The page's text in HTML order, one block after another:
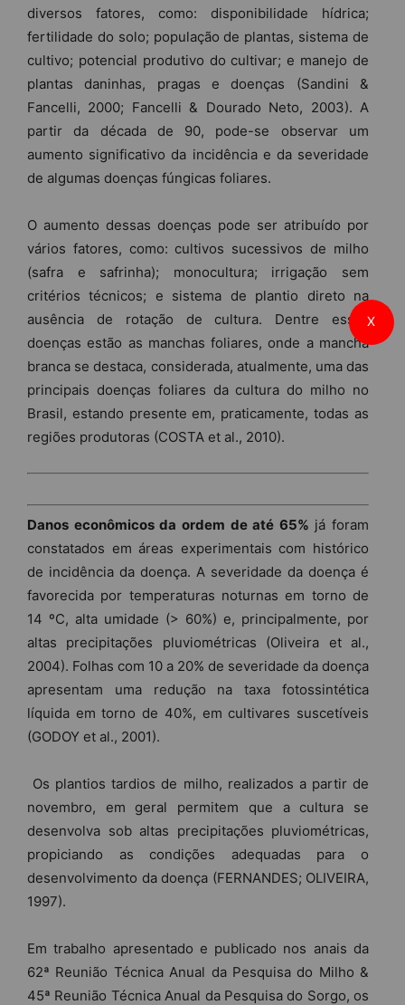
diversos fatores, como: disponibilidade hídrica;
fertilidade do solo; população de plantas, sistema de
cultivo; potencial produtivo do cultivar; e manejo de
plantas daninhas, pragas e doenças (Sandini &
Fancelli, 2000; Fancelli & Dourado Neto, 2003). A
partir da década de 90, pode-se observar um
aumento significativo da incidência e da severidade
de algumas doenças fúngicas foliares.
O aumento dessas doenças pode ser atribuído por
vários fatores, como: cultivos sucessivos de milho
(safra e safrinha); monocultura; irrigação sem
critérios técnicos; e sistema de plantio direto na
ausência de rotação de cultura. Dentre essas
doenças estão as manchas foliares, onde a mancha
branca se destaca, considerada, atualmente, uma das
principais doenças foliares da cultura do milho no
Brasil, estando presente em, praticamente, todas as
regiões produtoras (COSTA et al., 2010).
Danos econômicos da ordem de até 65% já foram
constatados em áreas experimentais com histórico
de incidência da doença. A severidade da doença é
favorecida por temperaturas noturnas em torno de
14 ºC, alta umidade (> 60%) e, principalmente, por
altas precipitações pluviométricas (Oliveira et al.,
2004). Folhas com 10 a 20% de severidade da doença
apresentam uma redução na taxa fotossintética
líquida em torno de 40%, em cultivares suscetíveis
(GODOY et al., 2001).
Os plantios tardios de milho, realizados a partir de
novembro, em geral permitem que a cultura se
desenvolva sob altas precipitações pluviométricas,
propiciando as condições adequadas para o
desenvolvimento da doença (FERNANDES; OLIVEIRA,
1997).
Em trabalho apresentado e publicado nos anais da
62ª Reunião Técnica Anual da Pesquisa do Milho &
45ª Reunião Técnica Anual da Pesquisa do Sorgo, os
X